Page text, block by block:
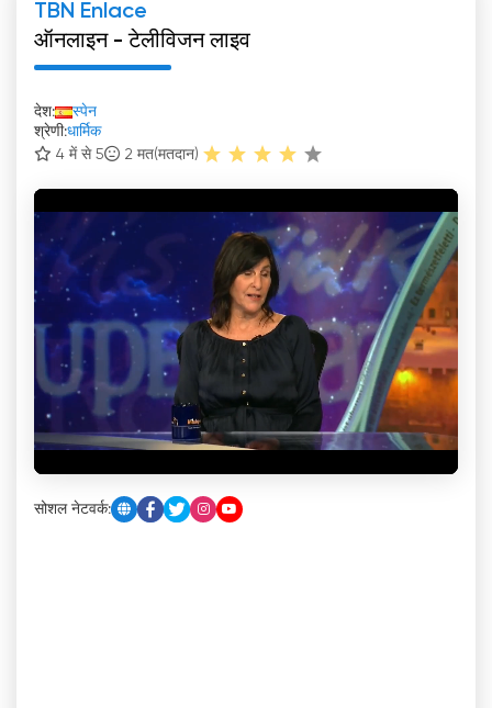
TBN Enlace
ऑनलाइन - टेलीविजन लाइव
देश:
स्पेन
श्रेणी:धार्मिक
4 में से 5
2 मत(मतदान)
सोशल नेटवर्क: